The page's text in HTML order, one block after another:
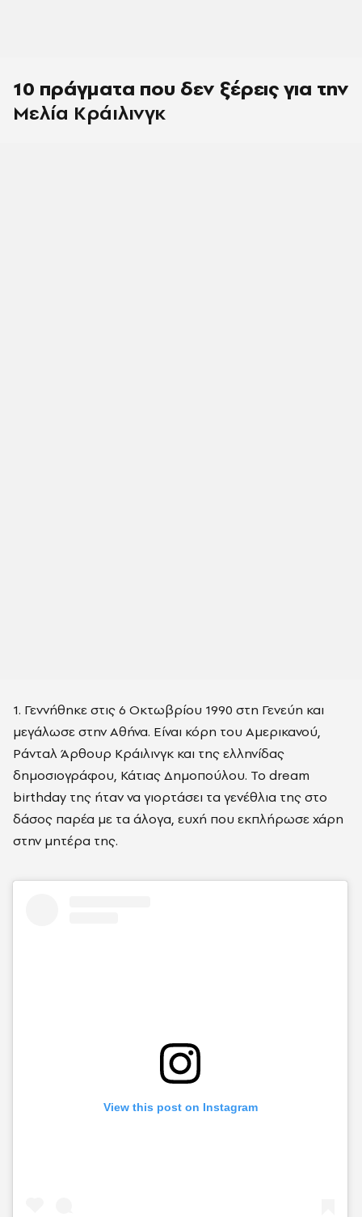
10 πράγματα που δεν ξέρεις για την
Μελία Κράιλινγκ
1. Γεννήθηκε στις 6 Οκτωβρίου 1990 στη Γενεύη και
μεγάλωσε στην Αθήνα. Είναι κόρη του Αμερικανού,
Ράνταλ Άρθουρ Κράιλινγκ και της ελληνίδας
δημοσιογράφου, Κάτιας Δημοπούλου. Το dream
birthday της ήταν να γιορτάσει τα γενέθλια της στο
δάσος παρέα με τα άλογα, ευχή που εκπλήρωσε χάρη
στην μητέρα της.
View this post on Instagram